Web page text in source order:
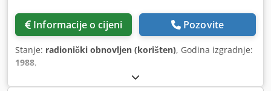
Informacije o cijeni Pozovite
Stanje: radionički obnovljen (korišten), Godina izgradnje:
1988,